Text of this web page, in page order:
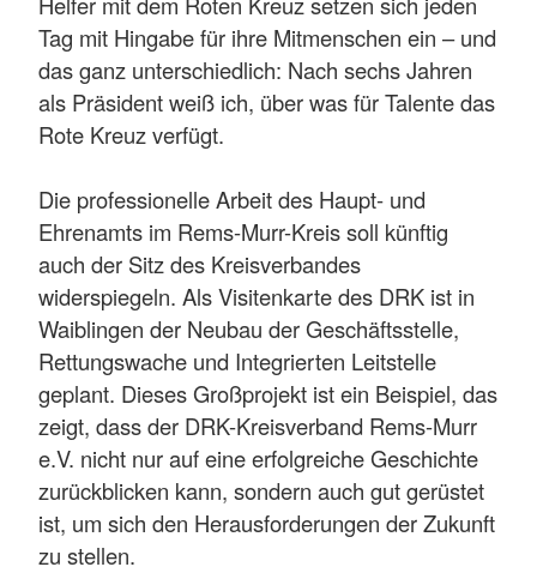
Tag mit Hingabe für ihre Mitmenschen ein – und
das ganz unterschiedlich: Nach sechs Jahren
als Präsident weiß ich, über was für Talente das
Rote Kreuz verfügt.
Die professionelle Arbeit des Haupt- und
Ehrenamts im Rems-Murr-Kreis soll künftig
auch der Sitz des Kreisverbandes
widerspiegeln. Als Visitenkarte des DRK ist in
Waiblingen der Neubau der Geschäftsstelle,
Rettungswache und Integrierten Leitstelle
geplant. Dieses Großprojekt ist ein Beispiel, das
zeigt, dass der DRK-Kreisverband Rems-Murr
e.V. nicht nur auf eine erfolgreiche Geschichte
zurückblicken kann, sondern auch gut gerüstet
ist, um sich den Herausforderungen der Zukunft
zu stellen.